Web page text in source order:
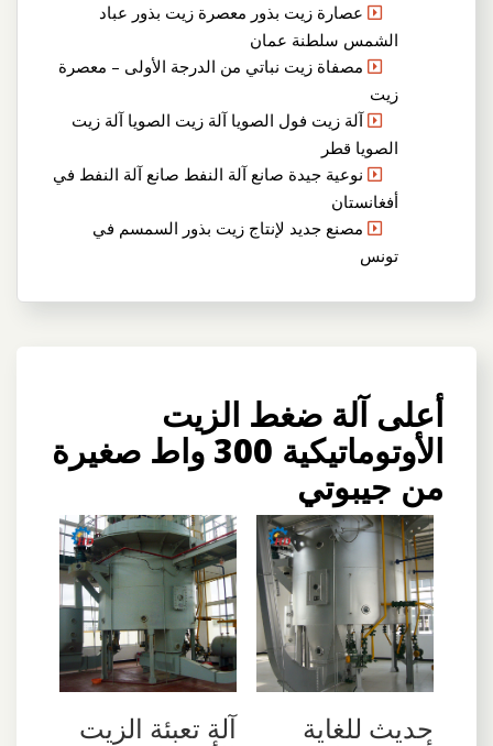
عصارة زيت بذور معصرة زيت بذور عباد
الشمس سلطنة عمان
مصفاة زيت نباتي من الدرجة الأولى – معصرة
زيت
آلة زيت فول الصويا آلة زيت الصويا آلة زيت
الصويا قطر
نوعية جيدة صانع آلة النفط صانع آلة النفط في
أفغانستان
مصنع جديد لإنتاج زيت بذور السمسم في
تونس
أعلى آلة ضغط الزيت
الأوتوماتيكية 300 واط صغيرة
من جيبوتي
حديث للغاية آلة تعبئة الزيت